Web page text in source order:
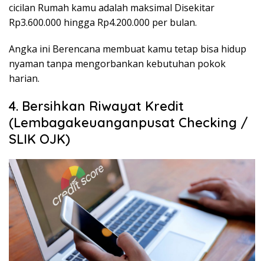
cicilan Rumah kamu adalah maksimal Disekitar
Rp3.600.000 hingga Rp4.200.000 per bulan.
Angka ini Berencana membuat kamu tetap bisa hidup
nyaman tanpa mengorbankan kebutuhan pokok
harian.
4. Bersihkan Riwayat Kredit
(Lembagakeuanganpusat Checking /
SLIK OJK)